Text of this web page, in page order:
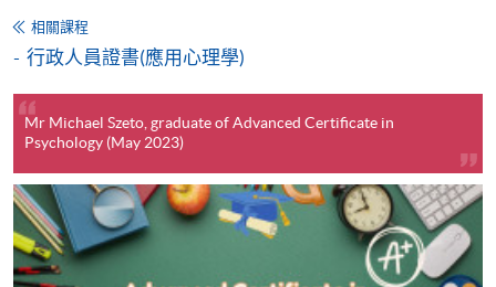
報名辦法
網上報名服務
務，申請人可通過網上申請個別學歷頒授課程和報讀
申請人可在網上使用「繳費靈」(PPS) (不適用於手
機)、VISA 或 Mastercard。除上述支付方式之外，如就
讀學歷頒授課程設有網上服務，在學學員亦可以「微
信支付」(Online WeChat Pay) 、「支付寶」(Online
相關課程
行政人員證書(應用心理學)
Mr Michael Szeto, graduate of Advanced Certificate in
Psychology (May 2023)